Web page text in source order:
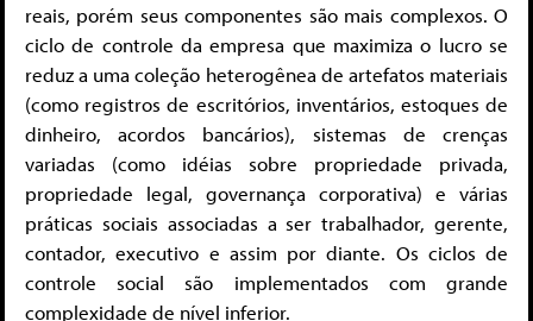
reais, porém seus componentes são mais complexos. O
ciclo de controle da empresa que maximiza o lucro se
reduz a uma coleção heterogênea de artefatos materiais
(como registros de escritórios, inventários, estoques de
dinheiro, acordos bancários), sistemas de crenças
variadas (como idéias sobre propriedade privada,
propriedade legal, governança corporativa) e várias
práticas sociais associadas a ser trabalhador, gerente,
contador, executivo e assim por diante. Os ciclos de
controle social são implementados com grande
complexidade de nível inferior.